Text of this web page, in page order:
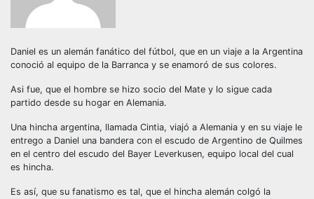
Daniel es un alemán fanático del fútbol, que en un viaje a la Argentina
conoció al equipo de la Barranca y se enamoró de sus colores.
Asi fue, que el hombre se hizo socio del Mate y lo sigue cada
partido desde su hogar en Alemania.
Una hincha argentina, llamada Cintia, viajó a Alemania y en su viaje le
entrego a Daniel una bandera con el escudo de Argentino de Quilmes
en el centro del escudo del Bayer Leverkusen, equipo local del cual
es hincha.
Es así, que su fanatismo es tal, que el hincha alemán colgó la